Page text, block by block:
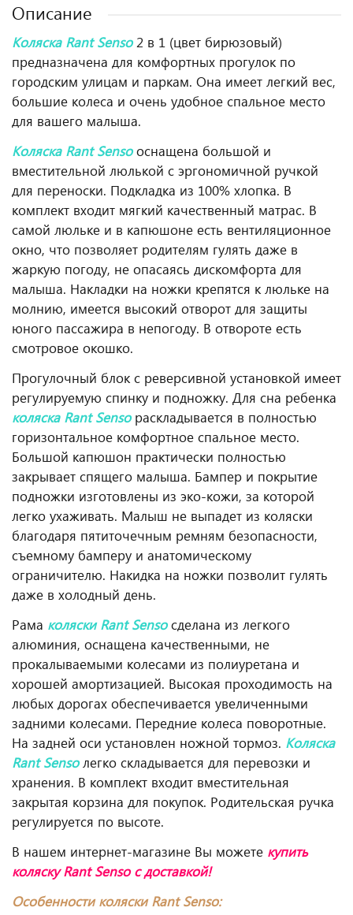
Описание
Коляска Rant Senso2 в 1 (цвет бирюзовый)
предназначена для комфортных прогулок по
городским улицам и паркам. Она имеет легкий вес,
большие колеса и очень удобное спальное место
для вашего малыша.
Коляска Rant Sensoоснащена большой и
вместительной люлькой с эргономичной ручкой
для переноски. Подкладка из 100% хлопка. В
комплект входит мягкий качественный матрас. В
самой люльке и в капюшоне есть вентиляционное
окно, что позволяет родителям гулять даже в
жаркую погоду, не опасаясь дискомфорта для
малыша. Накладки на ножки крепятся к люльке на
молнию, имеется высокий отворот для защиты
юного пассажира в непогоду. В отвороте есть
смотровое окошко.
Прогулочный блок с реверсивной установкой имеет
регулируемую спинку и подножку. Для сна ребенка
коляска Rant Sensoраскладывается в полностью
горизонтальное комфортное спальное место.
Большой капюшон практически полностью
закрывает спящего малыша. Бампер и покрытие
подножки изготовлены из эко-кожи, за которой
легко ухаживать. Малыш не выпадет из коляски
благодаря пятиточечным ремням безопасности,
съемному бамперу и анатомическому
ограничителю. Накидка на ножки позволит гулять
даже в холодный день.
Рама коляски Rant Sensoсделана из легкого
алюминия, оснащена качественными, не
прокалываемыми колесами из полиуретана и
хорошей амортизацией. Высокая проходимость на
любых дорогах обеспечивается увеличенными
задними колесами. Передние колеса поворотные.
На задней оси установлен ножной тормоз. Коляска
Rant Sensoлегко складывается для перевозки и
хранения. В комплект входит вместительная
закрытая корзина для покупок. Родительская ручка
регулируется по высоте.
В нашем интернет-магазине Вы можете купить
коляску Rant Senso с доставкой!
Особенности коляски Rant Senso: